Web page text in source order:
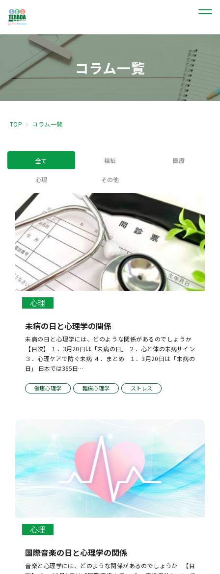
コラム一覧
TOP コラム一覧
全て 福祉 医療
心理 その他
心理
未病の日と心理学の関係
未病の日と心理学には、どのような関係があるのでしょうか
【目次】 １．3月20日は「未病の日」 ２．心と体の未病サイン
３．心理ケアで防ぐ未病 ４．まとめ   １．3月20日は「未病の
日」 日本では365日…
健康心理学 臨床心理学 ストレス
心理
国際音楽の日と心理学の関係
音楽と心理学には、どのような関係があるのでしょうか   【目